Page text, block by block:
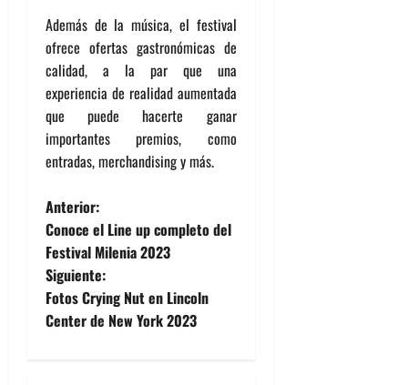
Además de la música, el festival
ofrece ofertas gastronómicas de
calidad, a la par que una
experiencia de realidad aumentada
que puede hacerte ganar
importantes premios, como
entradas, merchandising y más.
N
a
v
e
Anterior:
Conoce el Line up completo del
Festival Milenia 2023
Siguiente:
Fotos Crying Nut en Lincoln
Center de New York 2023